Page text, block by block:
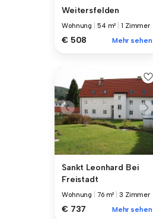
Weitersfelden
Wohnung 54 m² |1 Zimmer
€ 508 Mehr sehen
Sankt Leonhard Bei
Freistadt
Wohnung 76 m² |3 Zimmer
€ 737 Mehr sehen